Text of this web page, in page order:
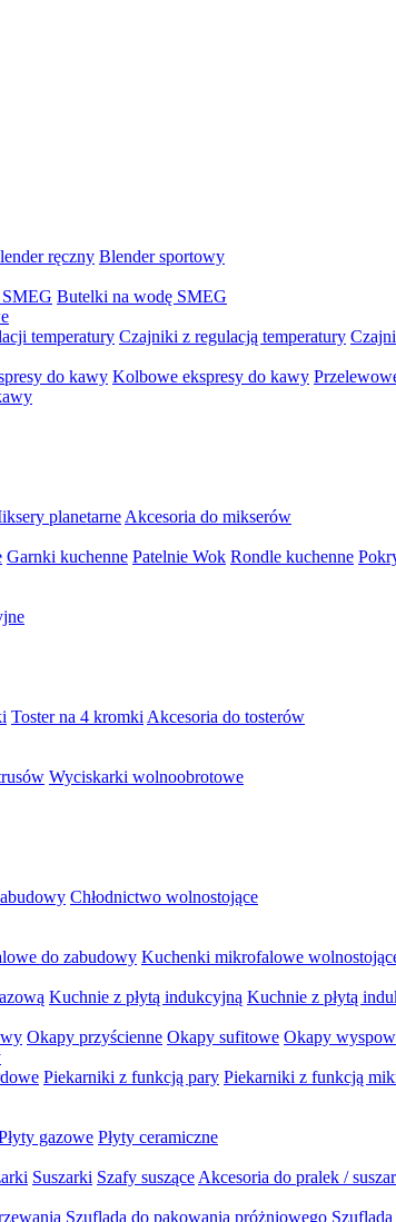
ręczny Blender sportowy
Butelki na wodę SMEG
temperatury Czajniki z regulacją temperatury
do kawy Kolbowe ekspresy do kawy
planetarne Akcesoria do mikserów
Garnki kuchenne Patelnie Wok Rondle kuchenne
Toster na 4 kromki Akcesoria do tosterów
Wyciskarki wolnoobrotowe
Chłodnictwo wolnostojące
do zabudowy Kuchenki mikrofalowe
Kuchnie z płytą indukcyjną Kuchnie z płytą
Okapy przyścienne Okapy sufitowe Okapy
Piekarniki z funkcją pary Piekarniki z funkcją
gazowe Płyty ceramiczne
Suszarki Szafy suszące Akcesoria do pralek /
Szuflada do pakowania próżniowego